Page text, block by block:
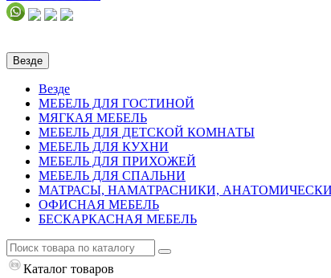
Везде
Везде
МЕБЕЛЬ ДЛЯ ГОСТИНОЙ
МЯГКАЯ МЕБЕЛЬ
МЕБЕЛЬ ДЛЯ ДЕТСКОЙ КОМНАТЫ
МЕБЕЛЬ ДЛЯ КУХНИ
МЕБЕЛЬ ДЛЯ ПРИХОЖЕЙ
МЕБЕЛЬ ДЛЯ СПАЛЬНИ
МАТРАСЫ, НАМАТРАСНИКИ,
ОФИСНАЯ МЕБЕЛЬ
БЕСКАРКАСНАЯ МЕБЕЛЬ
Каталог товаров